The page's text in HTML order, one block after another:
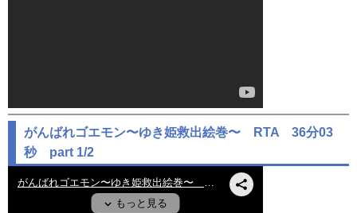
がんばれゴエモン〜ゆき姫救出絵巻〜 RTA 36分03
秒 part 1/2